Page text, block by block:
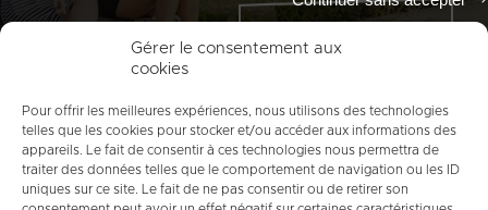
Gérer le consentement aux
cookies
Pour offrir les meilleures expériences, nous utilisons des technologies
telles que les cookies pour stocker et/ou accéder aux informations des
appareils. Le fait de consentir à ces technologies nous permettra de
traiter des données telles que le comportement de navigation ou les ID
uniques sur ce site. Le fait de ne pas consentir ou de retirer son